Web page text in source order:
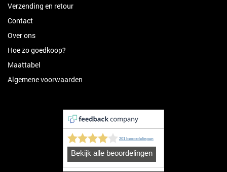
Verzending en retour
Contact
Over ons
Hoe zo goedkoop?
Maattabel
Algemene voorwaarden